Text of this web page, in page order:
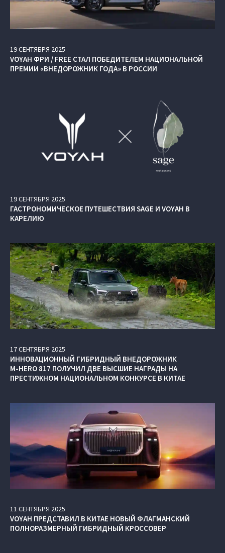
19СЕНТЯБРЯ 2025
VOYAH ФРИ / FREE СТАЛ ПОБЕДИТЕЛЕМ НАЦИОНАЛЬНОЙ
ПРЕМИИ «ВНЕДОРОЖНИК ГОДА» В РОССИИ
19СЕНТЯБРЯ 2025
ГАСТРОНОМИЧЕСКОЕ ПУТЕШЕСТВИЯ SAGE И VOYAH В
КАРЕЛИЮ
17СЕНТЯБРЯ 2025
ИННОВАЦИОННЫЙ ГИБРИДНЫЙ ВНЕДОРОЖНИК
M‑HERO 817 ПОЛУЧИЛ ДВЕ ВЫСШИЕ НАГРАДЫ НА
ПРЕСТИЖНОМ НАЦИОНАЛЬНОМ КОНКУРСЕ В КИТАЕ
11 СЕНТЯБРЯ 2025
VOYAH ПРЕДСТАВИЛ В КИТАЕ НОВЫЙ ФЛАГМАНСКИЙ
ПОЛНОРАЗМЕРНЫЙ ГИБРИДНЫЙ КРОССОВЕР